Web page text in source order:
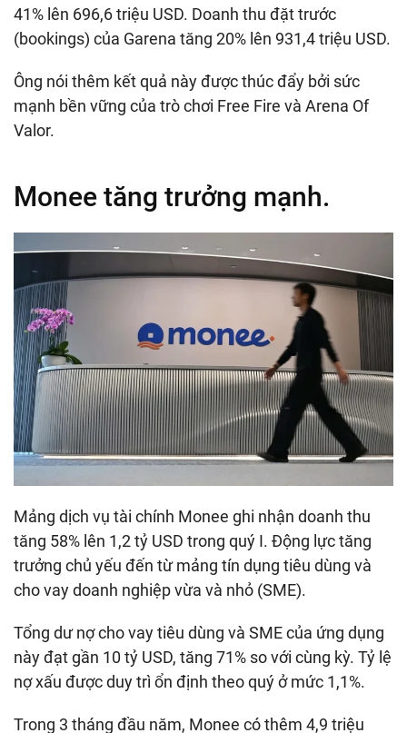
41% lên 696,6 triệu USD. Doanh thu đặt trước
(bookings) của Garena tăng 20% lên 931,4 triệu USD.
Ông nói thêm kết quả này được thúc đẩy bởi sức
mạnh bền vững của trò chơi Free Fire và Arena Of
Valor.
Monee tăng trưởng mạnh.
Mảng dịch vụ tài chính Monee ghi nhận doanh thu
tăng 58% lên 1,2 tỷ USD trong quý I. Động lực tăng
trưởng chủ yếu đến từ mảng tín dụng tiêu dùng và
cho vay doanh nghiệp vừa và nhỏ (SME).
Tổng dư nợ cho vay tiêu dùng và SME của ứng dụng
này đạt gần 10 tỷ USD, tăng 71% so với cùng kỳ. Tỷ lệ
nợ xấu được duy trì ổn định theo quý ở mức 1,1%.
Trong 3 tháng đầu năm, Monee có thêm 4,9 triệu